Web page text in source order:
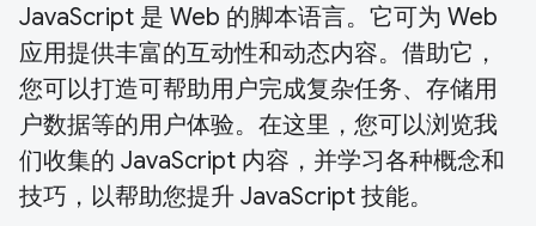
JavaScript 是 Web 的脚本语言。它可为 Web
应用提供丰富的互动性和动态内容。借助它，
您可以打造可帮助用户完成复杂任务、存储用
户数据等的用户体验。在这里，您可以浏览我
们收集的 JavaScript 内容，并学习各种概念和
技巧，以帮助您提升 JavaScript 技能。